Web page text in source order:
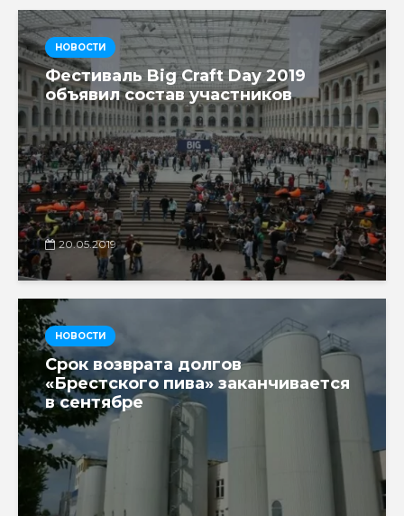
НОВОСТИ
Фестиваль Big Craft Day 2019
объявил состав участников
20.05.2019
НОВОСТИ
Срок возврата долгов
«Брестского пива» заканчивается
в сентябре